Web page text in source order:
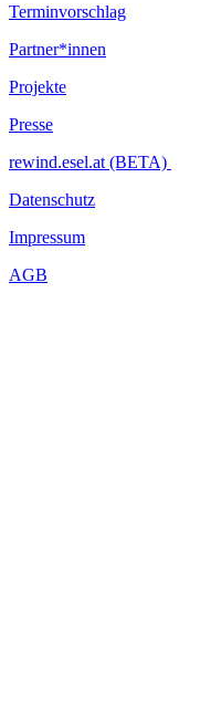
Terminvorschlag
Partner*innen
Projekte
Presse
rewind.esel.at (BETA)
Datenschutz
Impressum
AGB